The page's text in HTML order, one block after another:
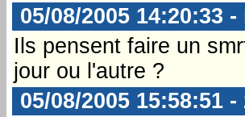
05/08/2005 14:20:33
Ils pensent faire un
jour ou l'autre ?
05/08/2005 15:58:51 -